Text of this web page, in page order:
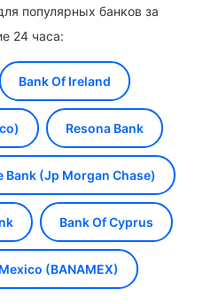
популярных банков за
24 часа:
Bank Of Ireland
Resona Bank
Bank (Jp Morgan Chase)
Bank Of Cyprus
(BANAMEX)